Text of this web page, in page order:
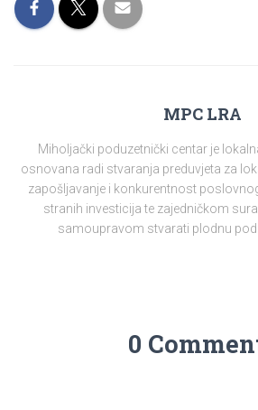
MPC LRA
Miholjački poduzetnički centar je
osnovana radi stvaranja preduvjeta za
zapošljavanje i konkurentnost
stranih investicija te zajedničkom
samoupravom stvarati plodnu
0